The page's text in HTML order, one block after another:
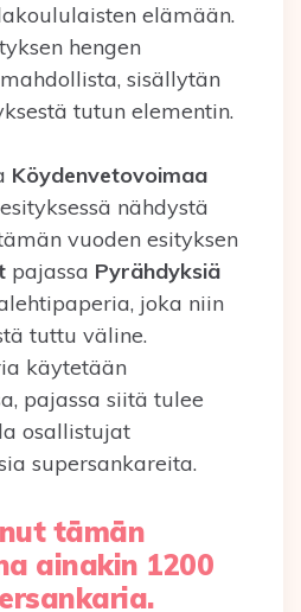
elämään.
hengen
sisällytän
tutun elementin.
Köydenvetovoimaa
nähdystä
vuoden esityksen
pajassa Pyrähdyksiä
joka niin
tuttu väline.
käytetään
pajassa siitä tulee
osallistujat
supersankareita.
tämän
ainakin 1200